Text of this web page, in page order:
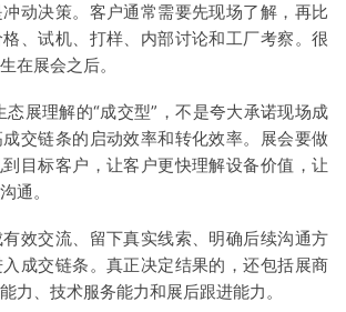
动决策。客户通常需要先现场了解，再比
、试机、打样、内部讨论和工厂考察。很
在展会之后。
态展理解的“成交型”，不是夸大承诺现场成
交链条的启动效率和转化效率。展会要做
目标客户，让客户更快理解设备价值，让
通。
效交流、留下真实线索、明确后续沟通方
成交链条。真正决定结果的，还包括展商
力、技术服务能力和展后跟进能力。